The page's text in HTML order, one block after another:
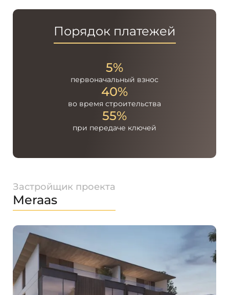
Порядок платежей
5%
первоначальный взнос
40%
во время строительства
55%
при передаче ключей
Застройщик проекта
Meraas